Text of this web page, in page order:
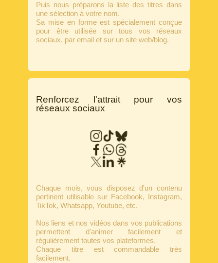
Puis nous préparons la liste des titres dans
une sélection à votre nom.
Sa mise en forme est spécialement conçue
pour être utilisée sur tous vos réseaux
sociaux, par email et sur un site web/blog.
Renforcez l'attrait pour vos
réseaux sociaux
Chaque mois, vous disposez d'un contenu
pertinent utilisable sur Facebook, Instagram,
TikTok, Whatsapp, Youtube, etc.
Nos liens et nos vidéos dans vos publications
permettent d'animer facilement et
régulièrement toutes vos plateformes.
Chaque titre est commandable très
facilement.